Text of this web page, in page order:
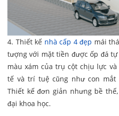
4. Thiết kế nhà cấp 4 đẹp mái
tượng với mặt tiền được ốp đá
màu xám của trụ cột chịu lực
tế và trí tuệ cũng như con mắt
Thiết kế đơn giản nhưng bề
đại khoa học.